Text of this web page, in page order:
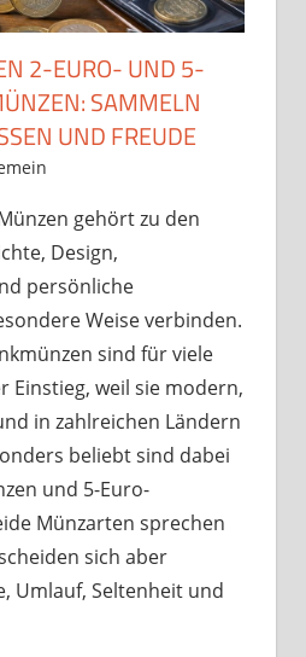
2-EURO- UND 5-
SAMMELN
UND FREUDE
Die
Euro-
Euro-
Gedenkmünzen:
Sammeln
System,
Freude
gehört zu den
Design,
persönliche
Weise verbinden.
sind für viele
Einstieg, weil sie modern,
in zahlreichen Ländern
beliebt sind dabei
und 5-Euro-
Münzarten sprechen
sich aber
Umlauf, Seltenheit und